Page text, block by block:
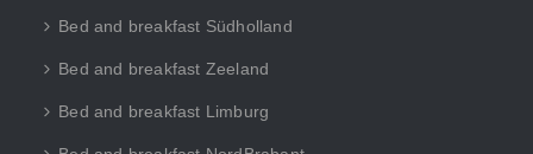
Bed and breakfast Südholland
Bed and breakfast Zeeland
Bed and breakfast Limburg